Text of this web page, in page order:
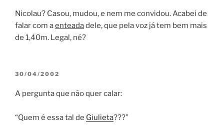
Nicolau? Casou, mudou, e nem me convidou. Acabei de
falar com aenteadadele, que pela voz já tem bem mais
de 1,40m. Legal, né?
POSTED
30/04/2002
A pergunta que não quer calar:
“Quem é essa tal de Giulieta???”